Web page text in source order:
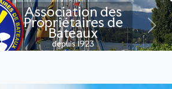
Association des
Propriétaires de
Bateaux
depuis 1923
Next